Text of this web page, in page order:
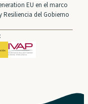
EU en el marco
del Gobierno